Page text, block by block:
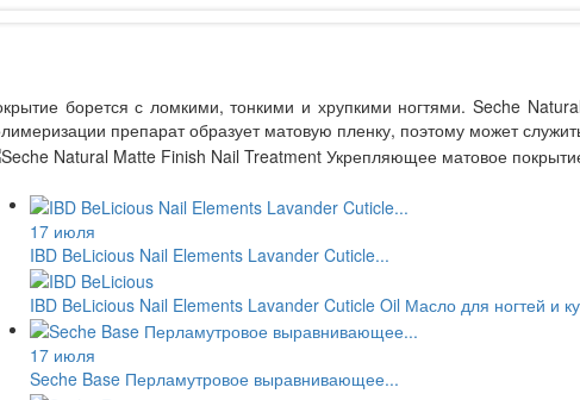
борется с ломкими, тонкими и хрупкими ногтями. Seche
препарат образует матовую пленку, поэтому может
17 июля
IBD BeLicious Nail Elements Lavander Cuticle...
IBD BeLicious Nail Elements Lavander Cuticle Oil Масло для ногтей и
17 июля
Seche Base Перламутровое выравнивающее...